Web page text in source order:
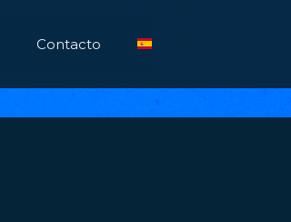
Contacto